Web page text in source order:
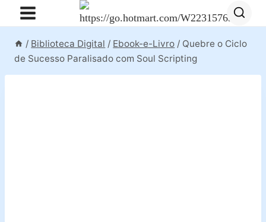
Pular
para
Conteúdo
/ Biblioteca Digital / Ebook-e-Livro / Quebre o Ciclo
de Sucesso Paralisado com Soul Scripting